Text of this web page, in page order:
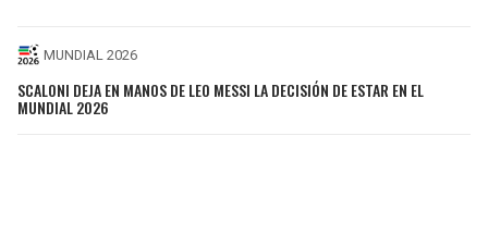
MUNDIAL 2026
SCALONI DEJA EN MANOS DE LEO MESSI LA DECISIÓN DE ESTAR EN EL
MUNDIAL 2026